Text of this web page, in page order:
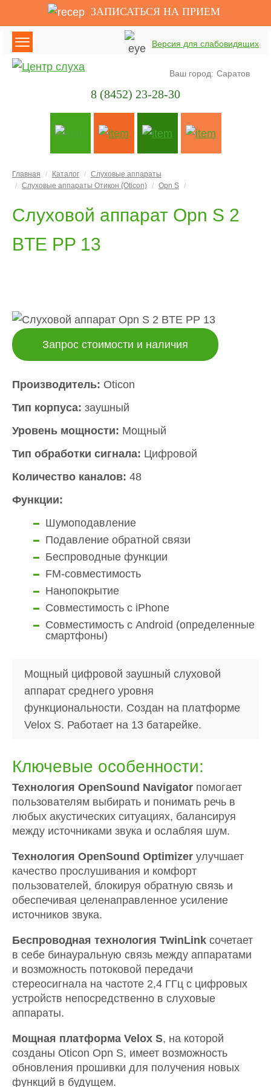
Главная Каталог
Слуховые аппараты
Слуховые аппараты Отикон (Oticon)
Opn S
Слуховой аппарат Opn S 2
BTE PP 13
Запрос стоимости и наличия
Производитель: Oticon
Тип корпуса: заушный
Уровень мощности: Мощный
Тип обработки сигнала: Цифровой
Количество каналов: 48
Функции:
Шумоподавление
Подавление обратной связи
Беспроводные функции
FM-совместимость
Нанопокрытие
Совместимость с iPhone
Совместимость с Android (определенные
смартфоны)
Мощный цифровой заушный слуховой
аппарат среднего уровня
функциональности. Создан на платформе
Velox S. Работает на 13 батарейке.
Ключевые особенности:
Технология OpenSound Navigator помогает
пользователям выбирать и понимать речь в
любых акустических ситуациях, балансируя
между источниками звука и ослабляя шум.
Технология OpenSound Optimizer улучшает
качество прослушивания и комфорт
пользователей, блокируя обратную связь и
обеспечивая целенаправленное усиление
источников звука.
Беспроводная технология TwinLink сочетает
в себе бинауральную связь между аппаратами
и возможность потоковой передачи
стереосигнала на частоте 2,4 ГГц с цифровых
устройств непосредственно в слуховые
аппараты.
Мощная платформа Velox S, на которой
созданы Oticon Opn S, имеет возможность
обновления прошивки для получения новых
функций в будущем.
ЗАПИСАТЬСЯ НА ПРИЕМ
Ваш город: Саратов
8 (8452) 23-28-30
Версия для слабовидящих